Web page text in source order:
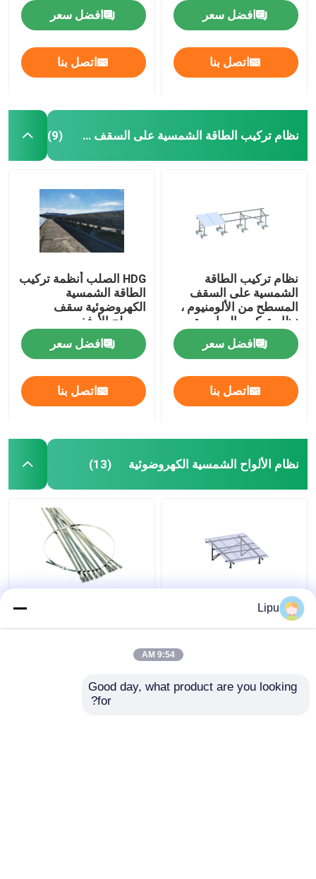
افضل سعر
اتصل بنا
افضل سعر
اتصل بنا
نظام تركيب الطاقة الشمسية على السقف المسطح (9)
نظام تركيب الطاقة
الشمسية على السقف
المسطح من الألومنيوم ،
نظام تركيب الصابورة
التجارية
افضل سعر
اتصل بنا
HDG الصلب أنظمة تركيب
الطاقة الشمسية
الكهروضوئية سقف
مسطح الأرفف
افضل سعر
اتصل بنا
نظام الألواح الشمسية الكهروضوئية (13)
الشمسية النظام
4.6mm 7.9mm الكابلات
لملحقات تركيب الألواح
Lipu
9:54 AM
Good day, what product are you looking
for?